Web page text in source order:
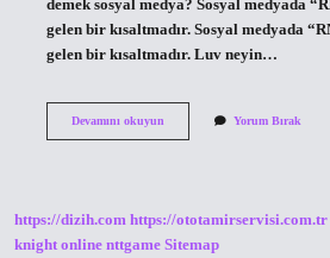
demek sosyal medya? Sosyal medyada
gelen bir kısaltmadır. Sosyal medyada
gelen bir kısaltmadır. Luv neyin…
Devamını okuyunImd
Yorum Bırak
https://dizih.com https://ototamirservisi.com.tr
knight online nttgame Sitemap